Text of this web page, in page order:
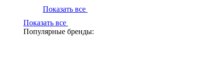
Показать все
Показать все
Популярные бренды: